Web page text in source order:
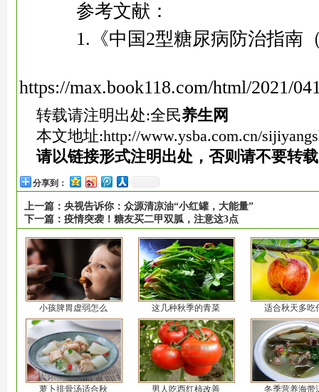
参考文献：
1.《中国2型糖尿病防治指南（
https://max.book118.com/html/2021/
转载请注明出处:全民养生网
本文地址:http://www.ysba.com.cn/
请以链接形式注明出处，否则请不要转
分享到：
上一篇： 央视告诉你：众源清凉油“小红罐，大能量”
下一篇： 疫情突袭！糖友买二甲双胍，注意这3点
小孩脾胃虚弱怎么 这几种秋季的青菜 适合秋天多吃
萝卜排骨汤适合秋 男人吃西红柿改善 冬季营养海带